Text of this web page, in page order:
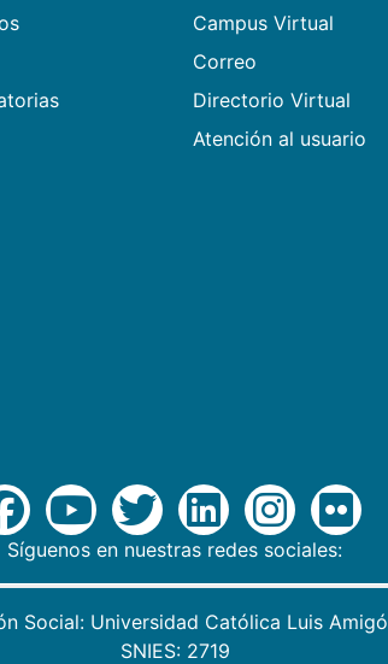
Campus Virtual
Correo
Directorio Virtual
Atención al usuario
Síguenos en nuestras redes sociales:
Social: Universidad Católica Luis Amigó
SNIES: 2719